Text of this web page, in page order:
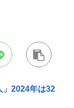
」2024年は32